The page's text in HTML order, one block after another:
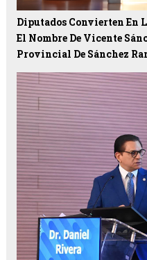
Diputados Convierten En
El Nombre De Vicente
Provincial De Sánchez